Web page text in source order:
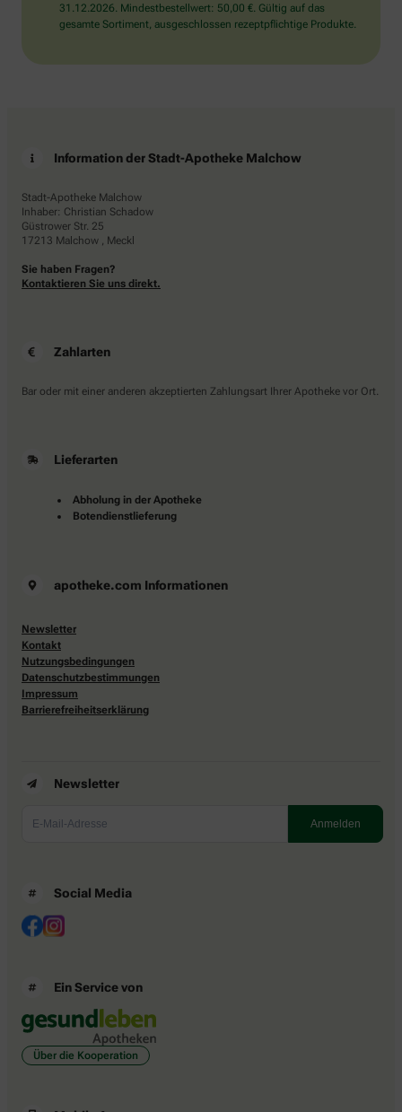
31.12.2026. Mindestbestellwert: 50,00 €. Gültig auf das
gesamte Sortiment, ausgeschlossen rezeptpflichtige Produkte.
Information der Stadt-Apotheke Malchow
Stadt-Apotheke Malchow
Inhaber: Christian Schadow
Güstrower Str. 25
17213 Malchow , Meckl
Sie haben Fragen?
Kontaktieren Sie uns direkt.
Zahlarten
Bar oder mit einer anderen akzeptierten Zahlungsart Ihrer Apotheke vor Ort.
Lieferarten
Abholung in der Apotheke
Botendienstlieferung
apotheke.com Informationen
Newsletter
Kontakt
Nutzungsbedingungen
Datenschutzbestimmungen
Impressum
Barrierefreiheitserklärung
Newsletter
Social Media
Ein Service von
Über die Kooperation